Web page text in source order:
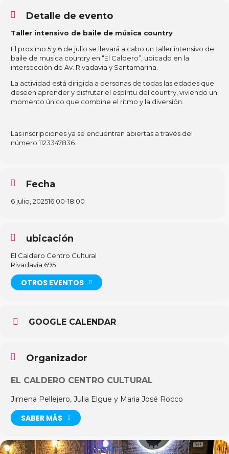
Detalle de evento
Taller intensivo de baile de música country
El proximo 5 y 6 de julio se llevará a cabo un taller intensivo de
baile de musica country en “El Caldero”, ubicado en la
intersección de Av. Rivadavia y Santamarina.
La actividad está dirigida a personas de todas las edades que
deseen aprender y disfrutar el espíritu del country, viviendo un
momento único que combine el ritmo y la diversión.
Las inscripciones ya se encuentran abiertas a través del
número 1123347836.
Fecha
6 julio, 202516:00-18:00
ubicación
El Caldero Centro Cultural
Rivadavia 695
OTROS EVENTOS
GOOGLE CALENDAR
Organizador
EL CALDERO CENTRO CULTURAL
Jimena Pellejero, Julia Elgue y Maria José Rocco
SABER MÁS